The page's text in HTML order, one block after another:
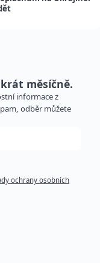
měsíčně.
informace z
odběr můžete
ochrany osobních